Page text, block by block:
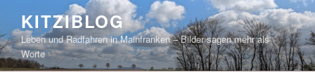
springen
KITZIBLOG
Leben und Radfahren in Mainfranken – Bilder sagen mehr als
Worte